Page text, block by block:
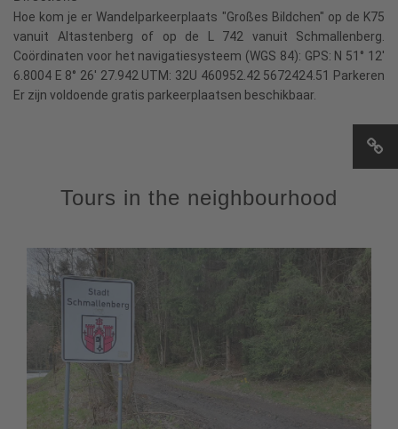
Hoe kom je er Wandelparkeerplaats "Großes Bildchen" op de K75
vanuit Altastenberg of op de L 742 vanuit Schmallenberg.
Coördinaten voor het navigatiesysteem (WGS 84): GPS: N 51° 12'
6.8004 E 8° 26' 27.942 UTM: 32U 460952.42 5672424.51 Parkeren
Er zijn voldoende gratis parkeerplaatsen beschikbaar.
Tours in the neighbourhood